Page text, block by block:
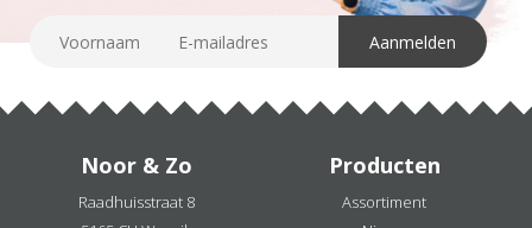
Noor & Zo
Raadhuisstraat 8
Producten
Assortiment